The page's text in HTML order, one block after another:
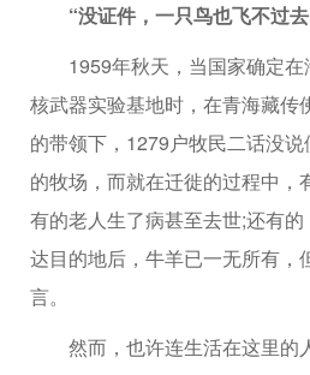
“没证件，一只鸟也飞不过
1959年秋天，当国家确定在
核武器实验基地时，在青海藏传
的带领下，1279户牧民二话没
的牧场，而就在迁徙的过程中，
有的老人生了病甚至去世;还有
达目的地后，牛羊已一无所有，
言。
然而，也许连生活在这里的